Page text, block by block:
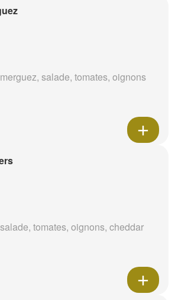
salade, tomates, oignons
tomates, oignons, cheddar